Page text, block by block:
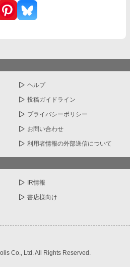
ヘルプ
投稿ガイドライン
プライバシーポリシー
お問い合わせ
利用者情報の外部送信について
IR情報
書店様向け
Co., Ltd. All Rights Reserved.